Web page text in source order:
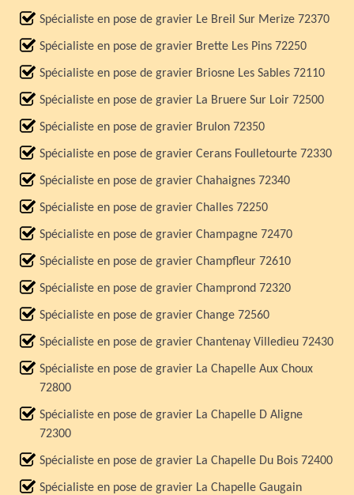
Spécialiste en pose de gravier Le Breil Sur Merize 72370
Spécialiste en pose de gravier Brette Les Pins 72250
Spécialiste en pose de gravier Briosne Les Sables 72110
Spécialiste en pose de gravier La Bruere Sur Loir 72500
Spécialiste en pose de gravier Brulon 72350
Spécialiste en pose de gravier Cerans Foulletourte 72330
Spécialiste en pose de gravier Chahaignes 72340
Spécialiste en pose de gravier Challes 72250
Spécialiste en pose de gravier Champagne 72470
Spécialiste en pose de gravier Champfleur 72610
Spécialiste en pose de gravier Champrond 72320
Spécialiste en pose de gravier Change 72560
Spécialiste en pose de gravier Chantenay Villedieu 72430
Spécialiste en pose de gravier La Chapelle Aux Choux
72800
Spécialiste en pose de gravier La Chapelle D Aligne
72300
Spécialiste en pose de gravier La Chapelle Du Bois 72400
Spécialiste en pose de gravier La Chapelle Gaugain